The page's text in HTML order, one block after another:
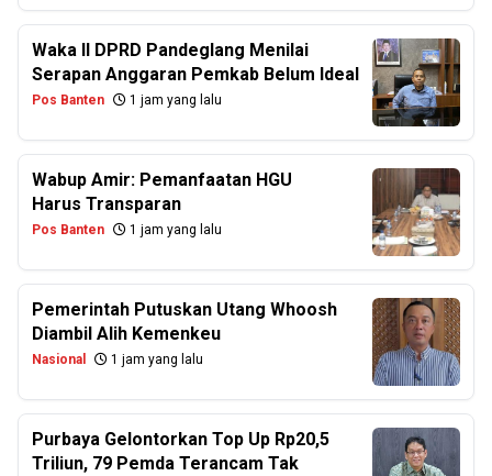
Waka II DPRD Pandeglang Menilai
Serapan Anggaran Pemkab Belum Ideal
Pos Banten 1 jam yang lalu
Wabup Amir: Pemanfaatan HGU
Harus Transparan
Pos Banten 1 jam yang lalu
Pemerintah Putuskan Utang Whoosh
Diambil Alih Kemenkeu
Nasional 1 jam yang lalu
Purbaya Gelontorkan Top Up Rp20,5
Triliun, 79 Pemda Terancam Tak